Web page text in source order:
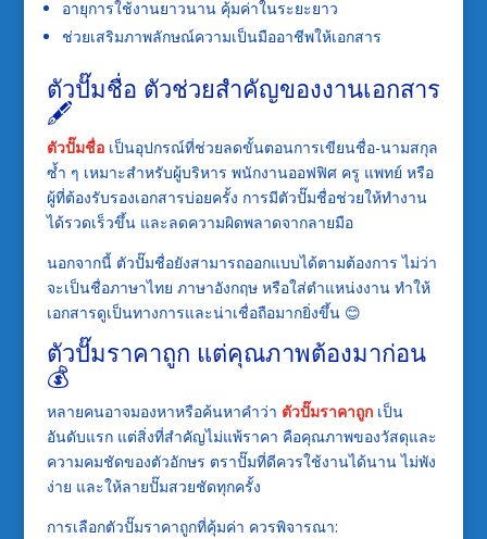
อายุการใช้งานยาวนาน คุ้มค่าในระยะยาว
ช่วยเสริมภาพลักษณ์ความเป็นมืออาชีพให้เอกสาร
ตัวปั๊มชื่อ ตัวช่วยสำคัญของงานเอกสาร
🖋️
ตัวปั๊มชื่อ เป็นอุปกรณ์ที่ช่วยลดขั้นตอนการเขียนชื่อ-นามสกุล
ซ้ำ ๆ เหมาะสำหรับผู้บริหาร พนักงานออฟฟิศ ครู แพทย์ หรือ
ผู้ที่ต้องรับรองเอกสารบ่อยครั้ง การมีตัวปั๊มชื่อช่วยให้ทำงาน
ได้รวดเร็วขึ้น และลดความผิดพลาดจากลายมือ
นอกจากนี้ ตัวปั๊มชื่อยังสามารถออกแบบได้ตามต้องการ ไม่ว่า
จะเป็นชื่อภาษาไทย ภาษาอังกฤษ หรือใส่ตำแหน่งงาน ทำให้
เอกสารดูเป็นทางการและน่าเชื่อถือมากยิ่งขึ้น 😊
ตัวปั๊มราคาถูก แต่คุณภาพต้องมาก่อน
💰
หลายคนอาจมองหาหรือค้นหาคำว่า ตัวปั๊มราคาถูกเป็น
อันดับแรก แต่สิ่งที่สำคัญไม่แพ้ราคา คือคุณภาพของวัสดุและ
ความคมชัดของตัวอักษร ตราปั๊มที่ดีควรใช้งานได้นาน ไม่พัง
ง่าย และให้ลายปั๊มสวยชัดทุกครั้ง
การเลือกตัวปั๊มราคาถูกที่คุ้มค่า ควรพิจารณา: